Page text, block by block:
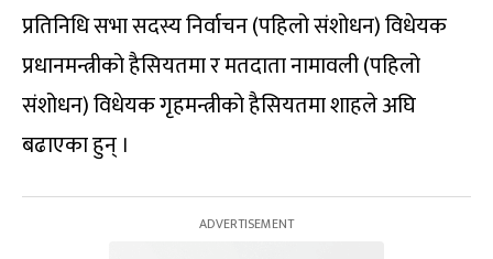
प्रतिनिधि सभा सदस्य निर्वाचन (पहिलो संशोधन) विधेयक
प्रधानमन्त्रीको हैसियतमा र मतदाता नामावली (पहिलो
संशोधन) विधेयक गृहमन्त्रीको हैसियतमा शाहले अघि
बढाएका हुन् ।